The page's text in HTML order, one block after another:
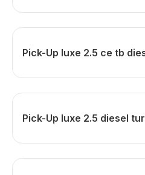
Pick-Up luxe 2.5 ce tb
Pick-Up luxe 2.5 diesel